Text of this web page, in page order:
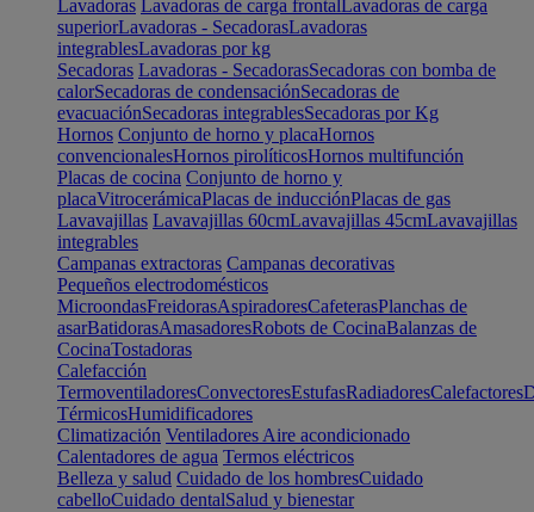
Lavadoras Lavadoras de carga frontalLavadoras de carga
superiorLavadoras - SecadorasLavadoras
integrablesLavadoras por kg
Secadoras Lavadoras - SecadorasSecadoras con bomba de
calorSecadoras de condensaciónSecadoras de
evacuaciónSecadoras integrablesSecadoras por Kg
Hornos Conjunto de horno y placaHornos
convencionalesHornos pirolíticosHornos multifunción
Placas de cocina Conjunto de horno y
placaVitrocerámicaPlacas de inducciónPlacas de gas
Lavavajillas Lavavajillas 60cmLavavajillas 45cmLavavajillas
integrables
Campanas extractoras Campanas decorativas
Pequeños electrodomésticos
MicroondasFreidorasAspiradoresCafeterasPlanchas de
asarBatidorasAmasadoresRobots de CocinaBalanzas de
CocinaTostadoras
Calefacción
TermoventiladoresConvectoresEstufasRadiadoresCalefactores
TérmicosHumidificadores
Climatización Ventiladores Aire acondicionado
Calentadores de agua Termos eléctricos
Belleza y salud Cuidado de los hombresCuidado
cabelloCuidado dentalSalud y bienestar